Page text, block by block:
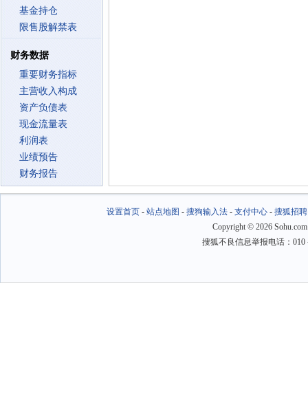
基金持仓
限售股解禁表
财务数据
重要财务指标
主营收入构成
资产负债表
现金流量表
利润表
业绩预告
财务报告
设置首页- 站点地图 - 搜狗输入法- 支付中心- 搜狐招聘
Copyright © 2026
搜狐不良信息举报电话：010